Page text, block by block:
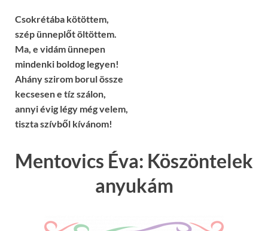
Csokrétába kötöttem,
szép ünneplőt öltöttem.
Ma, e vidám ünnepen
mindenki boldog legyen!
Ahány szirom borul össze
kecsesen e tíz szálon,
annyi évig légy még velem,
tiszta szívből kívánom!
Mentovics Éva: Köszöntelek
anyukám